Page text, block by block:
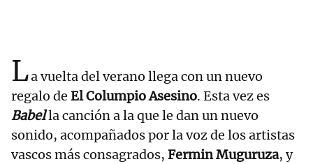
La vuelta del verano llega con un nuevo
regalo de El Columpio Asesino. Esta vez es
Babella canción a la que le dan un nuevo
sonido, acompañados por la voz de los artistas
vascos más consagrados, Fermin Muguruza, y